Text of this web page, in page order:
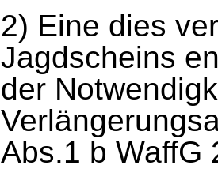
2) Eine dies
Jagdscheins
der
Abs.1 b WaffG